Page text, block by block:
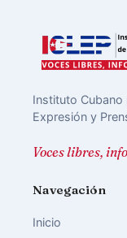
Instituto
Expresión y
Voces libres,
Navegación
Inicio